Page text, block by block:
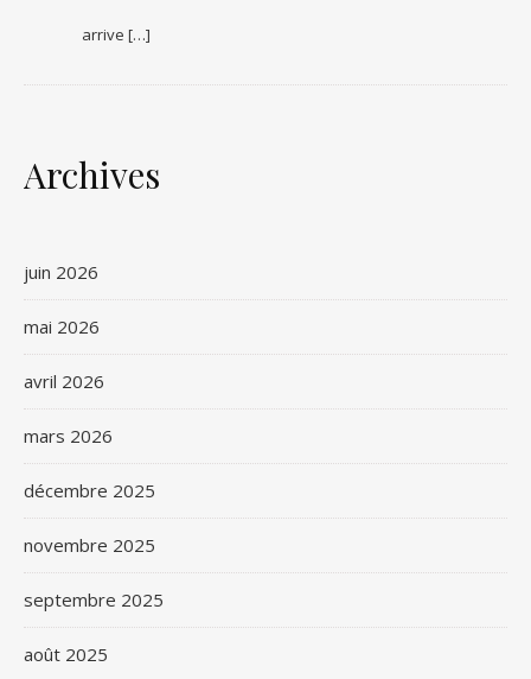
arrive […]
Archives
juin 2026
mai 2026
avril 2026
mars 2026
décembre 2025
novembre 2025
septembre 2025
août 2025